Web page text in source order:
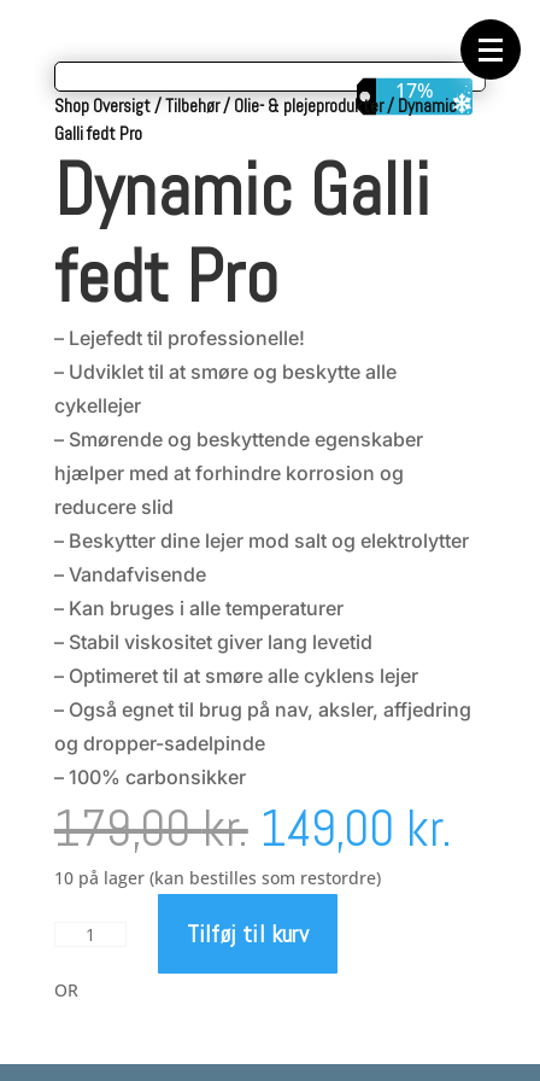
Geargrupper
Komponenter
Værktøj
Wattmålere
17%
Shop Oversigt/Tilbehør/Olie- & plejeprodukter/ Dynamic
Galli fedt Pro
Dynamic Galli
fedt Pro
– Lejefedt til professionelle!
– Udviklet til at smøre og beskytte alle
cykellejer
– Smørende og beskyttende egenskaber
hjælper med at forhindre korrosion og
reducere slid
– Beskytter dine lejer mod salt og elektrolytter
– Vandafvisende
– Kan bruges i alle temperaturer
– Stabil viskositet giver lang levetid
– Optimeret til at smøre alle cyklens lejer
– Også egnet til brug på nav, aksler, affjedring
og dropper-sadelpinde
– 100% carbonsikker
179,00kr. Den
oprindelige
pris
149,00 kr.
10 på lager (kan bestilles som restordre)
Dynamic
fedt
Tilføj til kurv
OR